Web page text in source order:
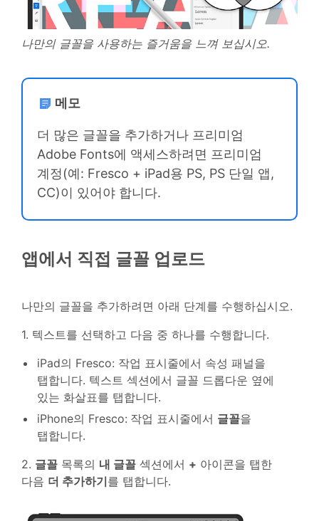
나만의 글꼴을 사용하는 즐거움을 느껴 보십시오.
메모
더 많은 글꼴을 추가하거나 프리미엄
Adobe Fonts에 액세스하려면 프리미엄
계정(예: Fresco + iPad용 PS, PS 단일 앱,
CC)이 있어야 합니다.
앱에서 직접 글꼴 업로드
나만의 글꼴을 추가하려면 아래 단계를 수행하십시오.
1. 텍스트를 선택하고 다음 중 하나를 수행합니다.
iPad의 Fresco: 작업 표시줄에서 속성 패널을
탭합니다. 텍스트 섹션에서 글꼴 드롭다운 옆에
있는 화살표를 탭합니다.
iPhone의 Fresco: 작업 표시줄에서 글꼴을
탭합니다.
2. 글꼴 목록의 내 글꼴 섹션에서 + 아이콘을 탭한
다음 더 추가하기를 탭합니다.